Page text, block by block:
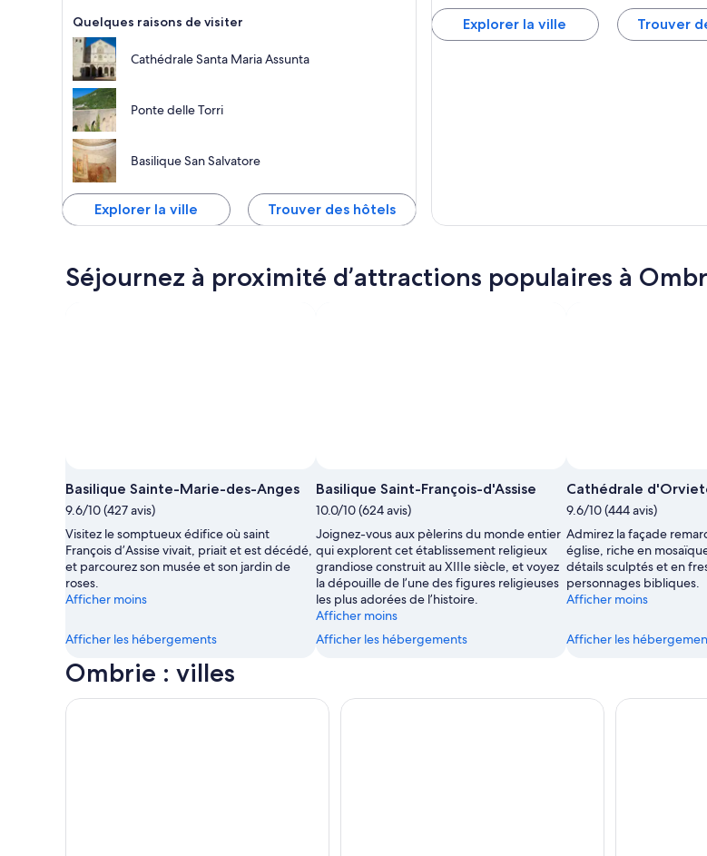
Quelques raisons de visiter
Cathédrale Santa Maria Assunta
Ponte delle Torri
Basilique San Salvatore
Explorer la ville Trouver des hôtels
Explorer la ville Trouver
Séjournez à proximité d’attractions populaires à
Basilique Sainte-Marie-des-Anges
9.6/10 (427 avis)
Visitez le somptueux édifice où saint
François d’Assise vivait, priait et est décédé,
et parcourez son musée et son jardin de
roses.
Afficher moins
Afficher les hébergements
Basilique Saint-François-d'Assise
10.0/10 (624 avis)
Joignez-vous aux pèlerins du monde entier
qui explorent cet établissement religieux
grandiose construit au XIIIe siècle, et voyez
la dépouille de l’une des figures religieuses
les plus adorées de l’histoire.
Afficher moins
Afficher les hébergements
Cathédrale
9.6/10 (444 avis)
Admirez la façade
église, riche en
détails sculptés et en
personnages bibliques.
Afficher moins
Afficher les
Ombrie : villes